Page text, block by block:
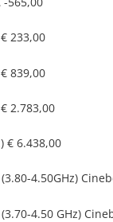
€ 233,00
€ 839,00
€ 2.783,00
€ 6.438,00
4.50GHz)
4.50 GHz)